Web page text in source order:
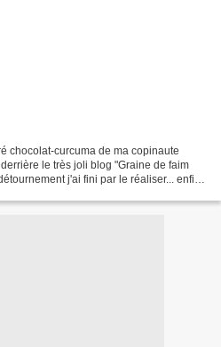
chocolat-curcuma de ma copinaute
le très joli blog "Graine de faim
j'ai fini par le réaliser... enfin.